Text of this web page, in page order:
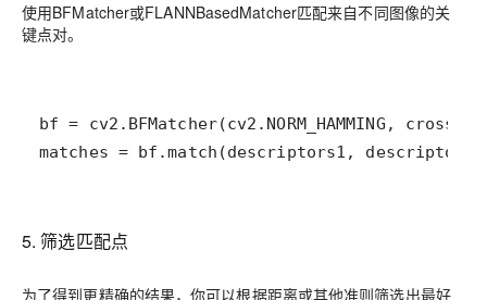
使用BFMatcher或FLANNBasedMatcher匹配来自不同图像的关
键点对。
matches = bf.match(descriptors1,
5. 筛选匹配点
为了得到更精确的结果，你可以根据距离或其他准则筛选出最好